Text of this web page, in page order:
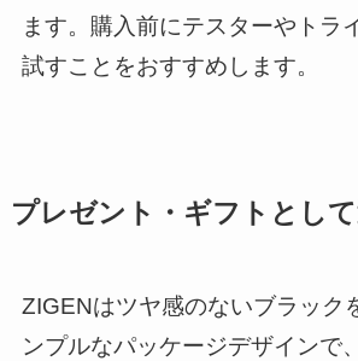
ます。購入前にテスターやトラ
試すことをおすすめします。
プレゼント・ギフトとし
ZIGENはツヤ感のないブラック
ンプルなパッケージデザインで